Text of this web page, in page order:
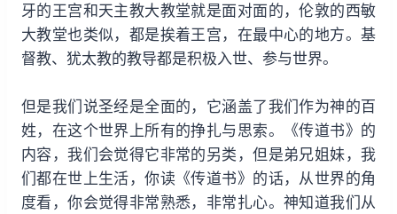
牙的王宫和天主教大教堂就是面对面的，伦敦的西敏
大教堂也类似，都是挨着王宫，在最中心的地方。基
督教、犹太教的教导都是积极入世、参与世界。
但是我们说圣经是全面的，它涵盖了我们作为神的百
姓，在这个世界上所有的挣扎与思索。《传道书》的
内容，我们会觉得它非常的另类，但是弟兄姐妹，我
们都在世上生活，你读《传道书》的话，从世界的角
度看，你会觉得非常熟悉，非常扎心。神知道我们从